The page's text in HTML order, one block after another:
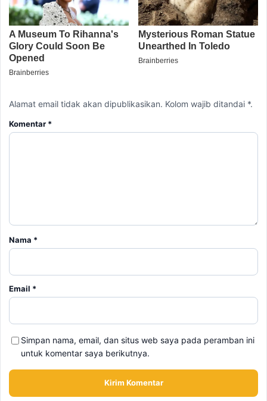
Alamat email tidak akan dipublikasikan. Kolom wajib ditandai *.
Komentar *
Nama *
Email *
Simpan nama, email, dan situs web saya pada peramban ini
untuk komentar saya berikutnya.